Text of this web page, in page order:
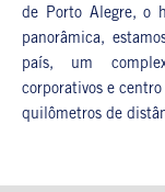
de Porto Alegre, o
panorâmica,
país, um
corporativos e
quilômetros de